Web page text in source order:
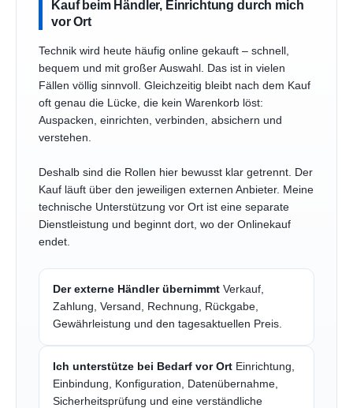
Kauf beim Händler, Einrichtung durch mich
vor Ort
Technik wird heute häufig online gekauft – schnell,
bequem und mit großer Auswahl. Das ist in vielen
Fällen völlig sinnvoll. Gleichzeitig bleibt nach dem Kauf
oft genau die Lücke, die kein Warenkorb löst:
Auspacken, einrichten, verbinden, absichern und
verstehen.
Deshalb sind die Rollen hier bewusst klar getrennt. Der
Kauf läuft über den jeweiligen externen Anbieter. Meine
technische Unterstützung vor Ort ist eine separate
Dienstleistung und beginnt dort, wo der Onlinekauf
endet.
Der externe Händler übernimmt Verkauf,
Zahlung, Versand, Rechnung, Rückgabe,
Gewährleistung und den tagesaktuellen Preis.
Ich unterstütze bei Bedarf vor Ort Einrichtung,
Einbindung, Konfiguration, Datenübernahme,
Sicherheitsprüfung und eine verständliche